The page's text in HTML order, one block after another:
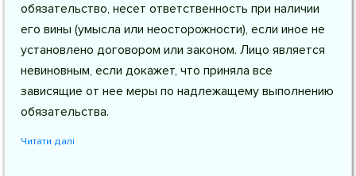
обязательство, несет ответственность при наличии
его вины (умысла или неосторожности), если иное не
установлено договором или законом. Лицо является
невиновным, если докажет, что приняла все
зависящие от нее меры по надлежащему выполнению
обязательства.
Читати далі